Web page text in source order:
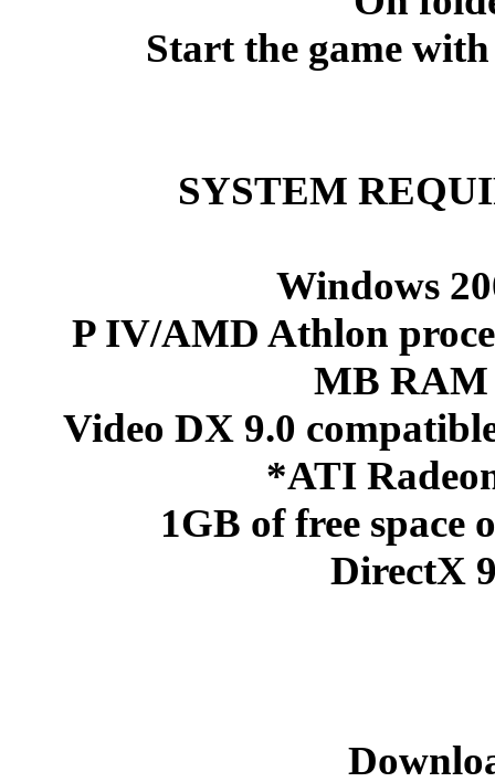
P IV/AMD
Video DX
1GB